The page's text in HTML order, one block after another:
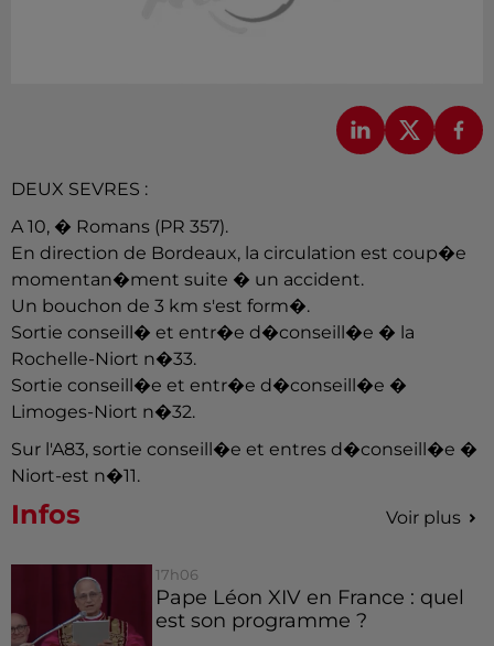
DEUX SEVRES :
A 10, � Romans (PR 357).
En direction de Bordeaux, la circulation est coup�e
momentan�ment suite � un accident.
Un bouchon de 3 km s'est form�.
Sortie conseill� et entr�e d�conseill�e � la
Rochelle-Niort n�33.
Sortie conseill�e et entr�e d�conseill�e �
Limoges-Niort n�32.
Sur l'A83, sortie conseill�e et entres d�conseill�e �
Niort-est n�11.
Infos Voir plus
17h06
Pape Léon XIV en France : quel
est son programme ?